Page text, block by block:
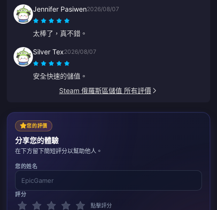
Jennifer Pasiwen2026/08/07
太棒了，真不錯。
Silver Tex2026/08/07
安全快速的儲值。
Steam 俄羅斯區儲值 所有評價
您的評價
分享您的體驗
在下方留下簡短評分以幫助他人。
您的姓名
評分
點擊評分